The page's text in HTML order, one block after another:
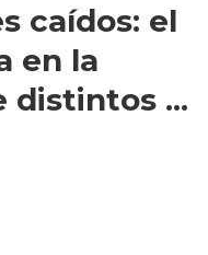
caídos: el
en la
distintos ...